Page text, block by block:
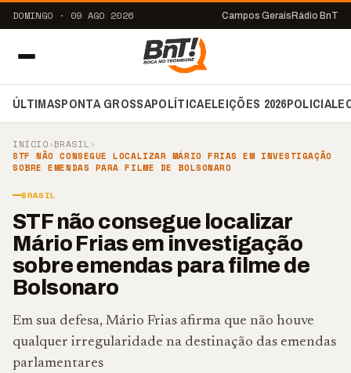
DOMINGO · 09 AGO 2026 Campos Gerais Rádio BnT
ÚLTIMASPONTA GROSSAPOLÍTICAELEIÇÕES 2026POLICIAL
INÍCIO›BRASIL ›
STF NÃO CONSEGUE LOCALIZAR MÁRIO FRIAS EM INVESTIGAÇÃO
SOBRE EMENDAS PARA FILME DE BOLSONARO
BRASIL
STF não consegue localizar
Mário Frias em investigação
sobre emendas para filme de
Bolsonaro
Em sua defesa, Mário Frias afirma que não houve
qualquer irregularidade na destinação das emendas
parlamentares